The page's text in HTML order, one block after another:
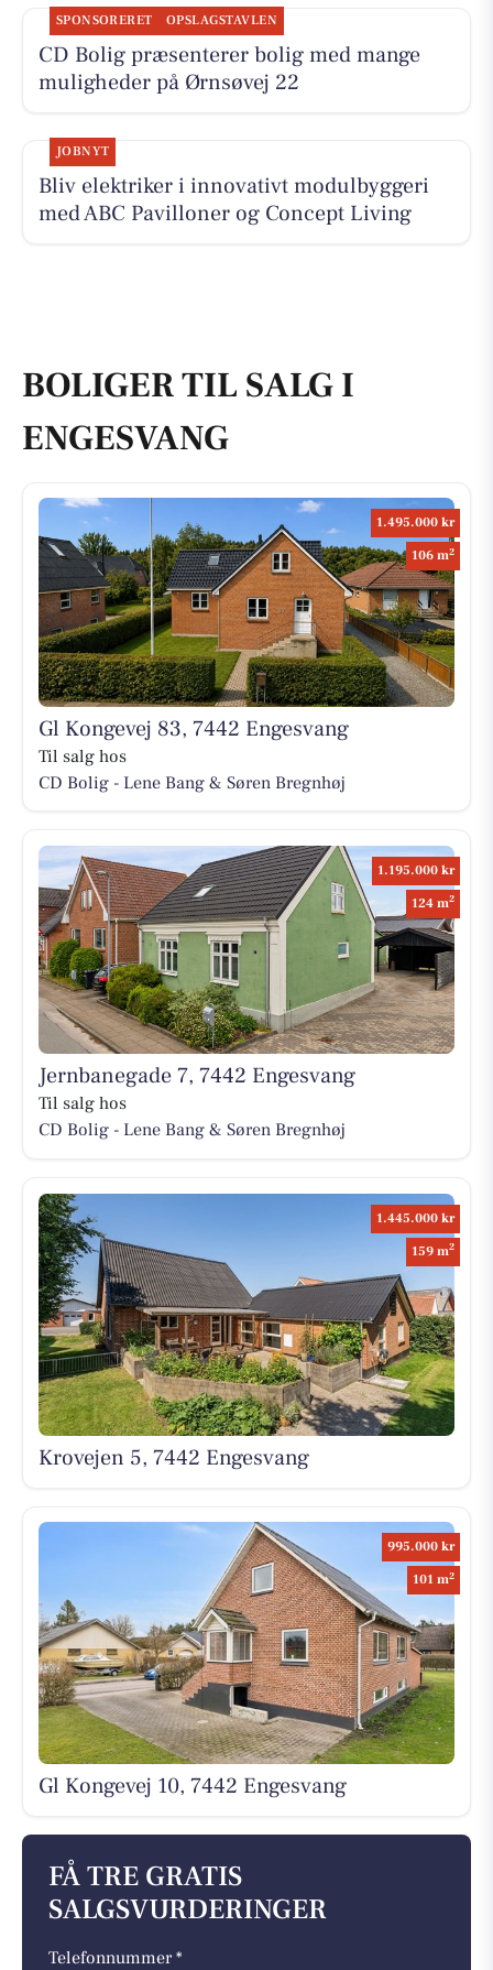
SPONSORERET OPSLAGSTAVLEN
CD Bolig præsenterer bolig med mange
muligheder på Ørnsøvej 22
JOBNYT
Bliv elektriker i innovativt modulbyggeri
med ABC Pavilloner og Concept Living
BOLIGER TIL SALG I
ENGESVANG
1.495.000 kr
106 m2
Gl Kongevej 83, 7442 Engesvang
Til salg hos
CD Bolig - Lene Bang & Søren Bregnhøj
1.195.000 kr
124 m2
Jernbanegade 7, 7442 Engesvang
Til salg hos
CD Bolig - Lene Bang & Søren Bregnhøj
1.445.000 kr
159 m2
Krovejen 5, 7442 Engesvang
995.000 kr
101 m2
Gl Kongevej 10, 7442 Engesvang
FÅ TRE GRATIS
SALGSVURDERINGER
Telefonnummer *